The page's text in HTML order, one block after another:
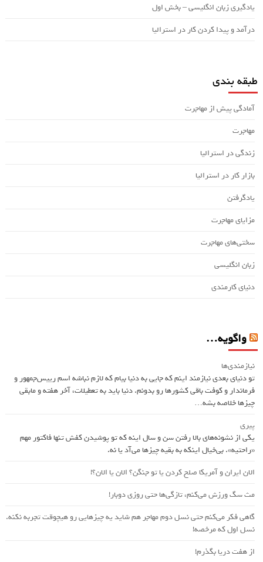
یادگیری زبان انگلیسی – بخش اول
درآمد و پیدا کردن کار در استرالیا
طبقه بندی
آمادگی پیش از مهاجرت
مهاجرت
زندگی در استرالیا
بازار کار در استرالیا
یادگرفتن
مزایای مهاجرت
سختی‌های مهاجرت
زبان انگلیسی
دنیای کارمندی
واگویه…
نیازمندی‌ها
تو دنیای بعدی نیازمند اینم که جایی به دنیا بیام که لازم نباشه اسم ريیس‌جمهور و
فرماندار و کوفت باقی کشورها رو بدونم. دنیا باید به تعطیلات، آخر هفته و مابقی
چیزها خلاصه بشه…
پیری
یکی از نشونه‌های بالا رفتن سن و سال اینه که تو پوشیدن کفش تنها فاکتور مهم
«راحتیه». بی‌خیال اینکه به بقیه چیزها می‌آد یا نه.
الان ایران و آمریکا صلح کردن یا تو جنگن؟‌ الان یا الان؟!
مث سگ ورزش می‌کنم، تازگی‌ها حتی روزی دوبار!
گاهی فکر می‌کنم حتی نسل دوم مهاجر هم شاید یه چیزهایی رو هیچوقت تجربه نکنه.
نسل اول که مرخصه!
از هفت دریا بگذرم!